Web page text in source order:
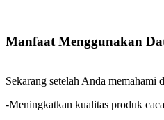
Manfaat Menggunakan
Sekarang setelah Anda memahami
-Meningkatkan kualitas produk